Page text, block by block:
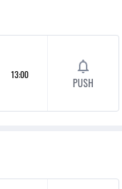
13:00
PUSH